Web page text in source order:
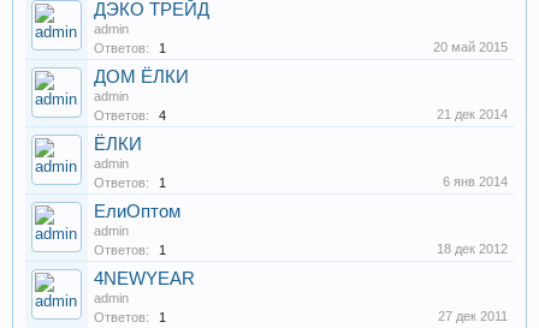
ДЭКО ТРЕЙД
admin
Ответов:
1 20 май 2015
ДОМ ЁЛКИ
admin
Ответов:
4 21 дек 2014
ЁЛКИ
admin
Ответов:
1 6 янв 2014
ЕлиОптом
admin
Ответов:
1 18 дек 2012
4NEWYEAR
admin
Ответов:
1 27 дек 2011